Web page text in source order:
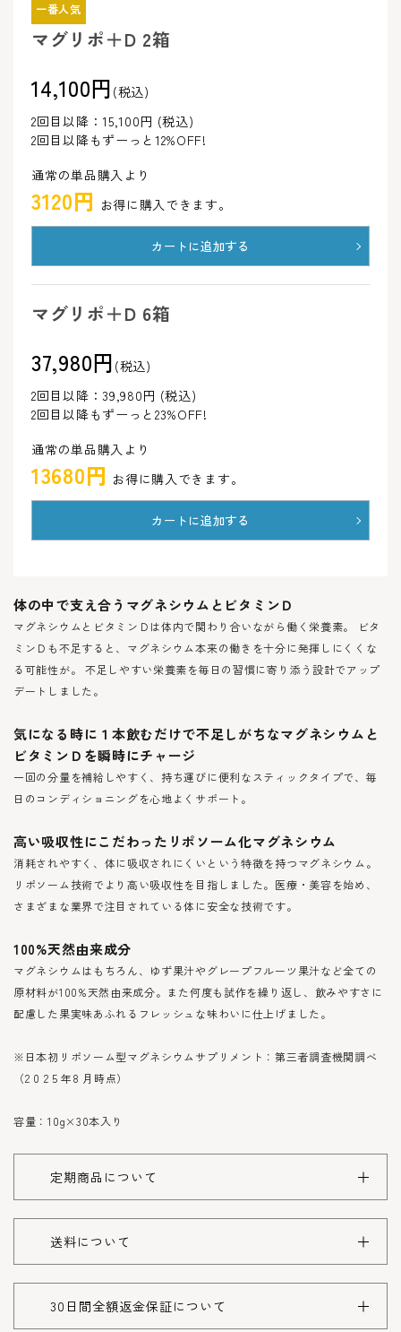
一番人気
マグリポ＋D 2箱
14,100円 (税込)
2回目以降：15,100円 (税込)
2回目以降もずーっと12%OFF!
通常の単品購入より
3120円 お得に購入できます。
カートに追加する
マグリポ＋D 6箱
37,980円 (税込)
2回目以降：39,980円 (税込)
2回目以降もずーっと23%OFF!
通常の単品購入より
13680円 お得に購入できます。
カートに追加する
体の中で支え合うマグネシウムとビタミンＤ
マグネシウムとビタミンＤは体内で関わり合いながら働く栄養素。 ビタ
ミンＤも不足すると、マグネシウム本来の働きを十分に発揮しにくくな
る可能性が。 不足しやすい栄養素を毎日の習慣に寄り添う設計でアップ
デートしました。
気になる時に１本飲むだけで不足しがちなマグネシウムと
ビタミンＤを瞬時にチャージ
一回の分量を補給しやすく、持ち運びに便利なスティックタイプで、毎
日のコンディショニングを心地よくサポート。
高い吸収性にこだわったリポソーム化マグネシウム
消耗されやすく、体に吸収されにくいという特徴を持つマグネシウム。
リポソーム技術でより高い吸収性を目指しました。医療・美容を始め、
さまざまな業界で注目されている体に安全な技術です。
100%天然由来成分
マグネシウムはもちろん、ゆず果汁やグレープフルーツ果汁など全ての
原材料が100%天然由来成分。また何度も試作を繰り返し、飲みやすさに
配慮した果実味あふれるフレッシュな味わいに仕上げました。
※日本初リポソーム型マグネシウムサプリメント：第三者調査機関調べ
（2 0 2 5 年8 月時点）
容量：10g×30本入り
定期商品について
送料について
30日間全額返金保証について